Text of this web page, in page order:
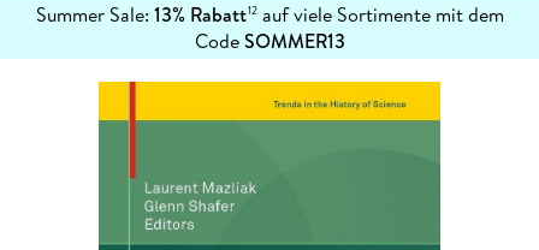
Summer Sale: 13% Rabatt12auf viele Sortimente mit dem
CodeSOMMER13
erfahren